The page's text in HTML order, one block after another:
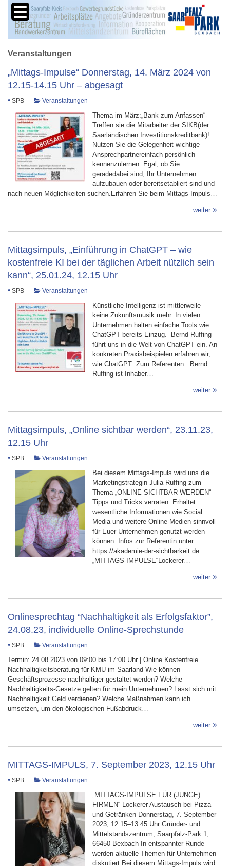
Veranstaltungen
„Mittags-Impulse“ Donnerstag, 14. März 2024 von
12.15-14.15 Uhr – abgesagt
• SPB Veranstaltungen
Thema im März:„Bank zum Anfassen“-
Treffen sie die Mitarbeiter der SIKB(der
Saarländischen Investitionskreditbank)!
Nutzen Sie die Gelegenheit wichtige
Ansprechpartnereinfach persönlich
kennenzulernen. Egal, ob Sie
geradedabei sind, Ihr Unternehmen
aufzubauen oder bereitsetabliert sind und
nach neuen Möglichkeiten suchen.Erfahren Sie beim Mittags-Impuls…
weiter
Mittagsimpuls, „Einführung in ChatGPT – wie
kostenfreie KI bei der täglichen Arbeit nützlich sein
kann“, 25.01.24, 12.15 Uhr
• SPB Veranstaltungen
Künstliche Intelligenz ist mittlerweile
keine Zukunftsmusik mehr. In vielen
Unternehmen halten einfache Tools wie
ChatGPT bereits Einzug. Bernd Ruffing
führt uns in die Welt von ChatGPT ein. An
konkreten Praxisbeispielen erfahren wir,
wie ChatGPT Zum Referenten: Bernd
Ruffing ist Inhaber…
weiter
Mittagsimpuls, „Online sichtbar werden“, 23.11.23,
12.15 Uhr
• SPB Veranstaltungen
Bei diesem Mittags-Impuls wird uns die
Marketingstrategin Julia Ruffing zum
Thema „ONLINE SICHTBAR WERDEN“
Tipps und Tricks verraten. Erhaltet
wesentliche Informationen wie Social
Media und weitere Online-Medien sinnvoll
für Euer Unternehmen genutzt werden
können. Infos zur Referentin unter:
https://akademie-der-sichtbarkeit.de
„MITTAGS-IMPULSE“Lockerer…
weiter
Onlinesprechtag “Nachhaltigkeit als Erfolgsfaktor”,
24.08.23, individuelle Online-Sprechstunde
• SPB Veranstaltungen
Termin: 24.08.2023 von 09:00 bis 17:00 Uhr | Online Kostenfreie
Nachhaltigkeitsberatung für KMU im Saarland Wie können
Geschäftsprozesse nachhaltiger gestaltet werden? Welche
Nachhaltigkeits-Gesetze gelten für mein Unternehmen? Lässt sich mit
Nachhaltigkeit Geld verdienen? Welche Maßnahmen kann ich
umsetzen, um den ökologischen Fußabdruck…
weiter
MITTAGS-IMPULS, 7. September 2023, 12.15 Uhr
• SPB Veranstaltungen
„MITTAGS-IMPULSE FÜR (JUNGE)
FIRMEN“ Lockerer Austausch bei Pizza
und Getränken Donnerstag, 7. September
2023, 12.15–13.45 Uhr Gründer- und
Mittelstandszentrum, Saarpfalz-Park 1,
66450 Bexbach In entspannter Runde
werden aktuelle Themen für Unternehmen
diskutiert Bei diesem Mittags-Impuls wird